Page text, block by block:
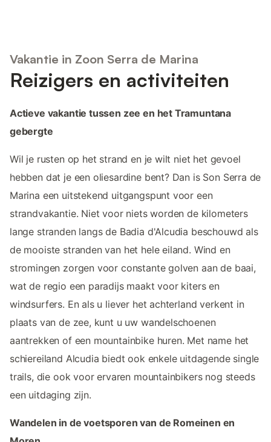
Vakantie in Zoon Serra de Marina
Reizigers en activiteiten
Actieve vakantie tussen zee en het Tramuntana
gebergte
Wil je rusten op het strand en je wilt niet het gevoel
hebben dat je een oliesardine bent? Dan is Son Serra de
Marina een uitstekend uitgangspunt voor een
strandvakantie. Niet voor niets worden de kilometers
lange stranden langs de Badia d'Alcudia beschouwd als
de mooiste stranden van het hele eiland. Wind en
stromingen zorgen voor constante golven aan de baai,
wat de regio een paradijs maakt voor kiters en
windsurfers. En als u liever het achterland verkent in
plaats van de zee, kunt u uw wandelschoenen
aantrekken of een mountainbike huren. Met name het
schiereiland Alcudia biedt ook enkele uitdagende single
trails, die ook voor ervaren mountainbikers nog steeds
een uitdaging zijn.
Wandelen in de voetsporen van de Romeinen en